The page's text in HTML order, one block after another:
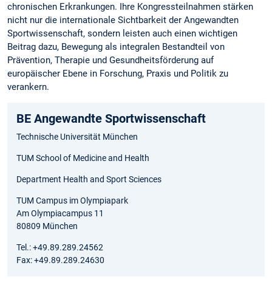
chronischen Erkrankungen. Ihre Kongressteilnahmen stärken
nicht nur die internationale Sichtbarkeit der Angewandten
Sportwissenschaft, sondern leisten auch einen wichtigen
Beitrag dazu, Bewegung als integralen Bestandteil von
Prävention, Therapie und Gesundheitsförderung auf
europäischer Ebene in Forschung, Praxis und Politik zu
verankern.
BE Angewandte Sportwissenschaft
Technische Universität München
TUM School of Medicine and Health
Department Health and Sport Sciences
TUM Campus im Olympiapark
Am Olympiacampus 11
80809 München
Tel.: +49.89.289.24562
Fax: +49.89.289.24630